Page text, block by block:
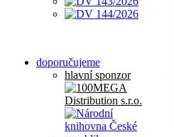
doporučujeme
hlavní sponzor